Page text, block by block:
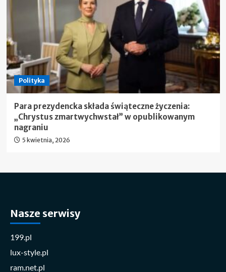
Polityka
Para prezydencka składa świąteczne życzenia:
„Chrystus zmartwychwstał” w opublikowanym
nagraniu
5 kwietnia, 2026
Nasze serwisy
199.pl
lux-style.pl
ram.net.pl